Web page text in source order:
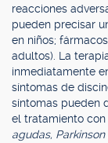
reacciones
pueden precisar
en niños;
adultos). La
inmediatamente
síntomas de
síntomas pueden
el tratamiento con
agudas,